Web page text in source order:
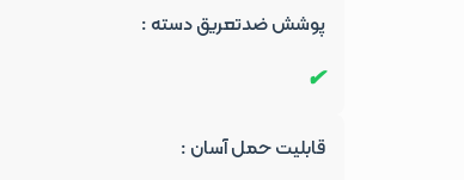
پوشش ضدتعریق دسته :
قابلیت حمل آسان :